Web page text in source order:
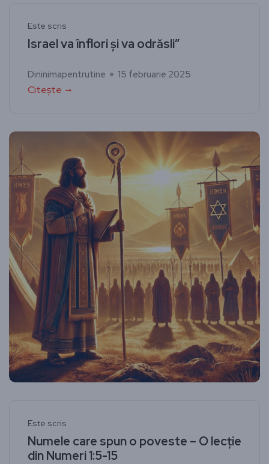
Este scris
Israel va înflori și va odrăsli”
Dininimapentrutine 15 februarie 2025
Citește
Este scris
Numele care spun o poveste – O lecție
din Numeri 1:5-15